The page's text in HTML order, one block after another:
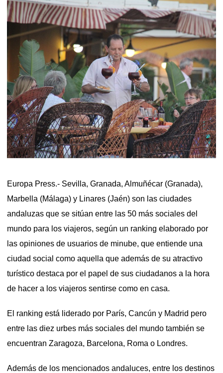
Europa Press.- Sevilla, Granada, Almuñécar (Granada),
Marbella (Málaga) y Linares (Jaén) son las ciudades
andaluzas que se sitúan entre las 50 más sociales del
mundo para los viajeros, según un ranking elaborado por
las opiniones de usuarios de minube, que entiende una
ciudad social como aquella que además de su atractivo
turístico destaca por el papel de sus ciudadanos a la hora
de hacer a los viajeros sentirse como en casa.
El ranking está liderado por París, Cancún y Madrid pero
entre las diez urbes más sociales del mundo también se
encuentran Zaragoza, Barcelona, Roma o Londres.
Además de los mencionados andaluces, entre los destinos